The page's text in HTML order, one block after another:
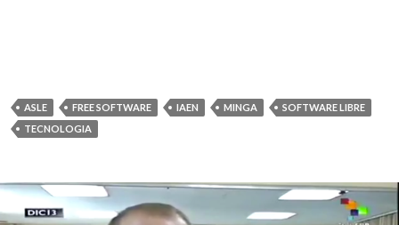
ASLE FREE SOFTWARE IAEN MINGA
SOFTWARE LIBRE
TECNOLOGIA